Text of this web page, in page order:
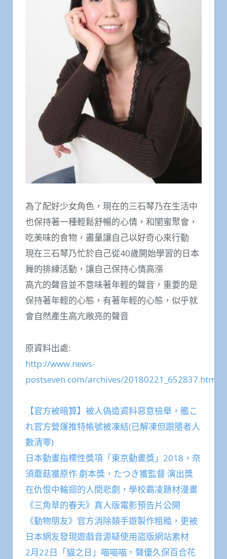
為了配好少女角色，現在的三石琴乃在生活中
也保持著一種輕鬆舒暢的心情，和閨蜜聚會，
吃美味的食物，盡量讓自己以好奇心來行動
現在三石琴乃忙於自己從40歲開始學習的日本
舞的排練活動，讓自己保持心情高漲
高亢的聲音並不意味著年輕的聲音，重要的是
保持著年輕的心態，有著年輕的心態，似乎就
會自然產生高亢敞亮的聲音
原資料出處:
http://www.news-
postseven.com/archives/20180221_652837.html
【官方被暗算】被人偽造資料惡意檢舉，艦こ
れ官方營運推特帳號被凍結(已解凍但跟隨者人
數清零)
日本動畫指標性獎項「東京動畫獎」2018，奈
須蘑菇獲原作·劇本獎，たつき獲監督·演出獎
在仇恨中輪迴的人間悲劇，學校霸凌題材漫畫
《三角草的春天》真人版電影預告片公開
《動物朋友》官方消除類手遊製作粗糙，更被
日本網友發現遊戲音源疑使用盜版網站素材
2月22日「貓之日」喵喵喵，聲優久保百合花